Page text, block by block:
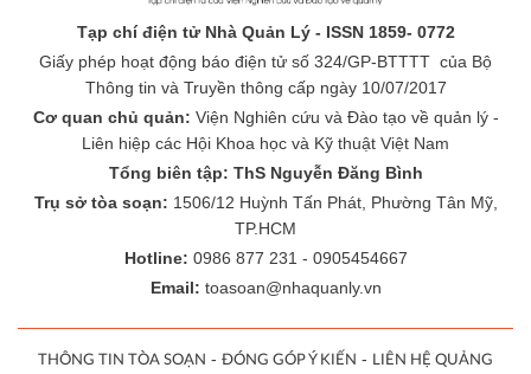
Tạp chí điện tử Nhà Quản Lý - ISSN 1859- 0772
Giấy phép hoạt động báo điện tử số 324/GP-BTTTT của Bộ
Thông tin và Truyền thông cấp ngày 10/07/2017
Cơ quan chủ quản: Viện Nghiên cứu và Đào tạo về quản lý -
Liên hiệp các Hội Khoa học và Kỹ thuật Việt Nam
Tổng biên tập: ThS Nguyễn Đăng Bình
Trụ sở tòa soạn: 1506/12 Huỳnh Tấn Phát, Phường Tân Mỹ,
TP.HCM
Hotline: 0986 877 231 - 0905454667
Email: toasoan@nhaquanly.vn
THÔNG TIN TÒA SOẠN - ĐÓNG GÓP Ý KIẾN - LIÊN HỆ QUẢNG